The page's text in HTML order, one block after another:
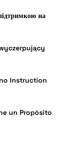
на
Instruction
un Propósito